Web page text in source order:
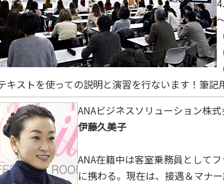
ストを使っての説明と演習を行ないます！筆記
ANAビジネスソリューション株
伊藤久美子
ANA在籍中は客室乗務員として
に携わる。現在は、接遇＆マナ